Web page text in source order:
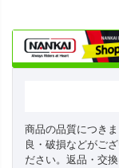
商品の品質につき
良・破損などがご
ださい。返品・交